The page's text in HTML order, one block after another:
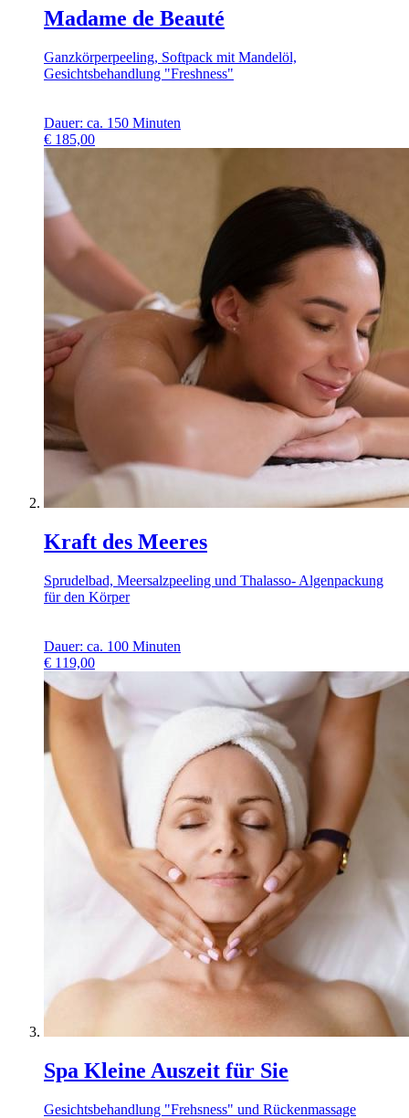
Madame de Beauté
Ganzkörperpeeling, Softpack mit Mandelöl,
Gesichtsbehandlung "Freshness"
Dauer: ca. 150 Minuten
€ 185,00
Kraft des Meeres
Sprudelbad, Meersalzpeeling und Thalasso- Algenpackung
für den Körper
Dauer: ca. 100 Minuten
€ 119,00
Spa Kleine Auszeit für Sie
Gesichtsbehandlung "Frehsness" und Rückenmassage